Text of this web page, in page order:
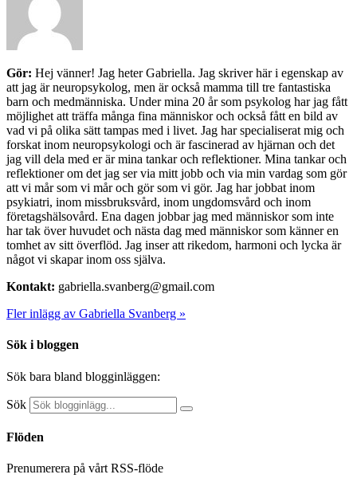
Gör: Hej vänner! Jag heter Gabriella. Jag skriver här i egenskap av
att jag är neuropsykolog, men är också mamma till tre fantastiska
barn och medmänniska. Under mina 20 år som psykolog har jag fått
möjlighet att träffa många fina människor och också fått en bild av
vad vi på olika sätt tampas med i livet. Jag har specialiserat mig och
forskat inom neuropsykologi och är fascinerad av hjärnan och det
jag vill dela med er är mina tankar och reflektioner. Mina tankar och
reflektioner om det jag ser via mitt jobb och via min vardag som gör
att vi mår som vi mår och gör som vi gör. Jag har jobbat inom
psykiatri, inom missbruksvård, inom ungdomsvård och inom
företagshälsovård. Ena dagen jobbar jag med människor som inte
har tak över huvudet och nästa dag med människor som känner en
tomhet av sitt överflöd. Jag inser att rikedom, harmoni och lycka är
något vi skapar inom oss själva.
Kontakt: gabriella.svanberg@gmail.com
Fler inlägg av Gabriella Svanberg »
Sök i bloggen
Sök bara bland blogginläggen:
Sök
Flöden
Prenumerera på vårt RSS-flöde